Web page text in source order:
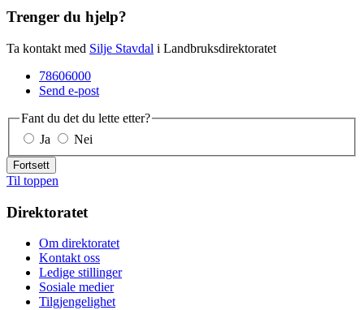
Trenger du hjelp?
Ta kontakt med Silje Stavdal i Landbruksdirektoratet
78606000
Send e-post
Fant du det du lette etter?
Ja
Nei
Fortsett
Til toppen
Direktoratet
Om direktoratet
Kontakt oss
Ledige stillinger
Sosiale medier
Tilgjengelighet